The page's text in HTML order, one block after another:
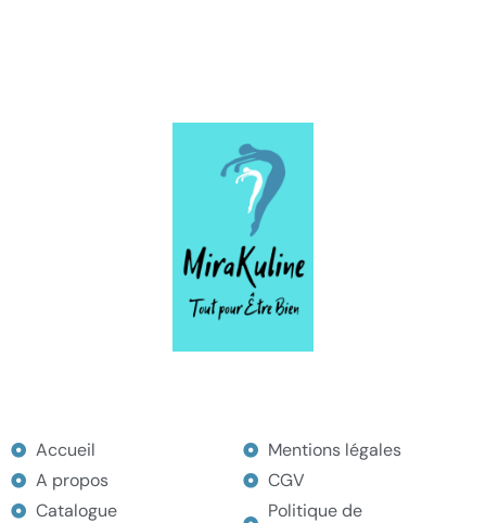
Accueil
A propos
Catalogue
Mentions légales
CGV
Politique de